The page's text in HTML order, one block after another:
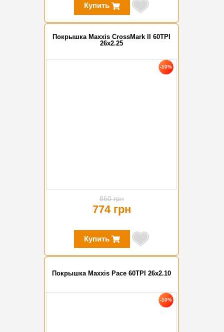
Купить
Покрышка Maxxis CrossMark II 60TPI
26x2.25
-10%
860 грн
774 грн
Купить
Покрышка Maxxis Pace 60TPI 26x2.10
-10%